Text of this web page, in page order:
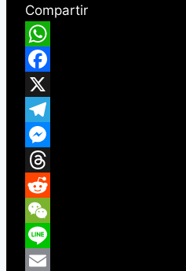
Compartir
WhatsApp
Facebook
X
Telegram
Messenger
Threads
Reddit
WeChat
Line